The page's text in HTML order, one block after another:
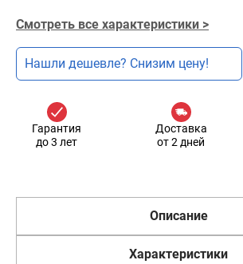
Смотреть все характеристики >
Нашли дешевле? Снизим цену!
Гарантия
до 3 лет
Доставка
от 2 дней
Описание
Характеристики